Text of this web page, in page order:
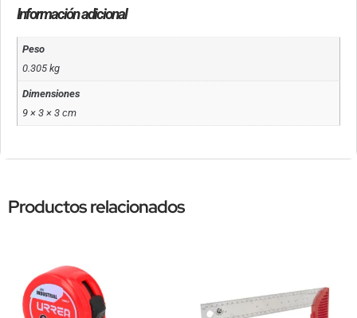
Información adicional
Peso
0.305 kg
Dimensiones
9 × 3 × 3 cm
Productos relacionados